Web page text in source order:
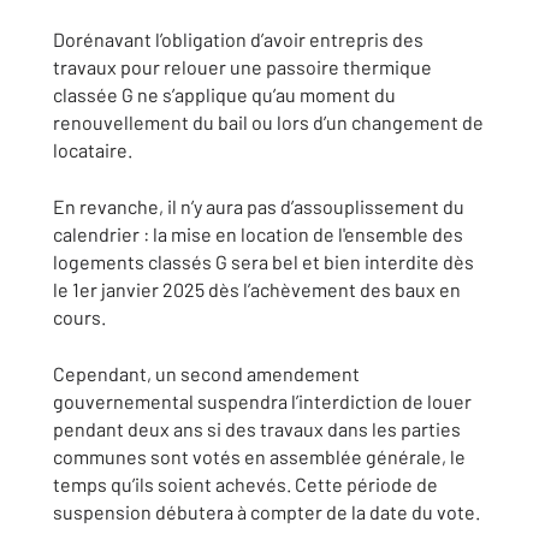
Dorénavant l’obligation d’avoir entrepris des
travaux pour relouer une passoire thermique
classée G ne s’applique qu’au moment du
renouvellement du bail ou lors d’un changement de
locataire.
En revanche, il n’y aura pas d’assouplissement du
calendrier : la mise en location de l'ensemble des
logements classés G sera bel et bien interdite dès
le 1er janvier 2025 dès l’achèvement des baux en
cours.
Cependant, un second amendement
gouvernemental suspendra l’interdiction de louer
pendant deux ans si des travaux dans les parties
communes sont votés en assemblée générale, le
temps qu’ils soient achevés. Cette période de
suspension débutera à compter de la date du vote.